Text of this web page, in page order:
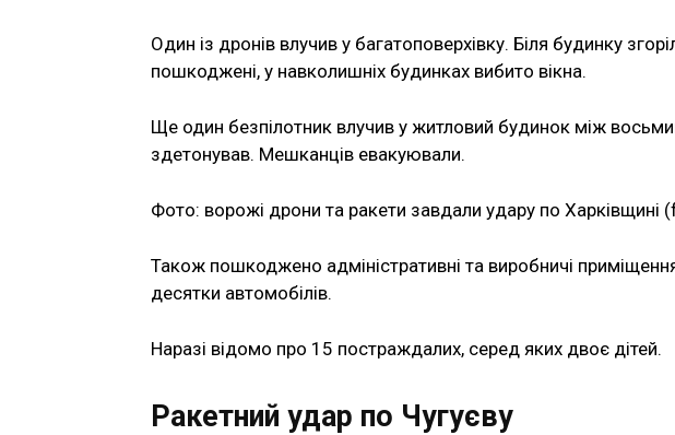
Один із дронів влучив у багатоповерхівку. Біля будинку
пошкоджені, у навколишніх будинках вибито вікна.
Ще один безпілотник влучив у житловий будинок між
здетонував. Мешканців евакуювали.
Фото: ворожі дрони та ракети завдали удару по Харківщині
Також пошкоджено адміністративні та виробничі
десятки автомобілів.
Наразі відомо про 15 постраждалих, серед яких двоє дітей.
Ракетний удар по Чугуєву